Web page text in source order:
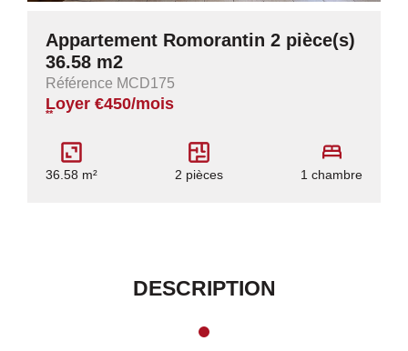
Appartement Romorantin 2 pièce(s)
36.58 m2
Référence MCD175
Loyer €450/mois
**
36.58 m² 2 pièces 1 chambre
DESCRIPTION